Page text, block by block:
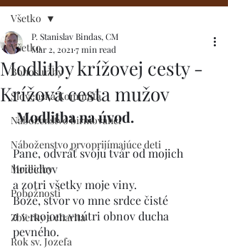
Všetko
Bohoslužby
Slovenská Komunita
Náboženstvo birmovanci
Náboženstvo prvoprijímajúce deti
Modlidby
Pobožnosti
Zbierky a charita
Rok sv. Jozefa
Všetko
Modlitby krížovej cesty -
Krížová cesta mužov
P. Stanislav Bindas, CM
Mar 2, 2021 7 min read
Modlitba na úvod.
Pane, odvráť svoju tvár od mojich
hriechov
a zotri všetky moje viny.
Bože, stvor vo mne srdce čisté
a v mojom vnútri obnov ducha
pevného.